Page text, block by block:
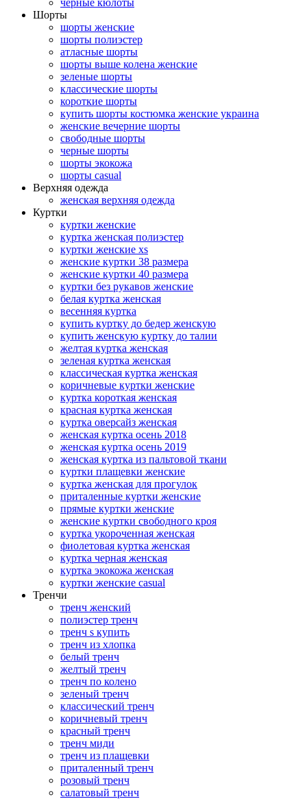
Шорты
шорты женские
шорты полиэстер
атласные шорты
шорты выше колена женские
зеленые шорты
классические шорты
короткие шорты
купить шорты костюмка женские украина
женские вечерние шорты
свободные шорты
черные шорты
шорты экокожа
шорты casual
Верхняя одежда
женская верхняя одежда
Куртки
куртки женские
куртка женская полиэстер
куртки женские xs
женские куртки 38 размера
женские куртки 40 размера
куртки без рукавов женские
белая куртка женская
весенняя куртка
купить куртку до бедер женскую
купить женскую куртку до талии
желтая куртка женская
зеленая куртка женская
классическая куртка женская
коричневые куртки женские
куртка короткая женская
красная куртка женская
куртка оверсайз женская
женская куртка осень 2018
женская куртка осень 2019
женская куртка из пальтовой ткани
куртки плащевки женские
куртка женская для прогулок
приталенные куртки женские
прямые куртки женские
женские куртки свободного кроя
куртка укороченная женская
фиолетовая куртка женская
куртка черная женская
куртка экокожа женская
куртки женские casual
Тренчи
тренч женский
полиэстер тренч
тренч s купить
тренч из хлопка
белый тренч
желтый тренч
тренч по колено
зеленый тренч
классический тренч
коричневый тренч
красный тренч
тренч миди
тренч из плащевки
приталенный тренч
розовый тренч
салатовый тренч